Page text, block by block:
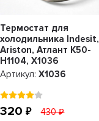
Термостат для
холодильника Indesit,
Ariston, Атлант K50-
H1104, Х1036
Артикул:Х1036
320 430